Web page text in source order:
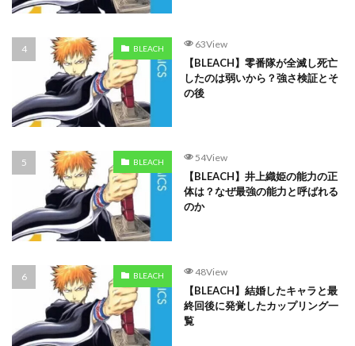
BLEACH 63View
【BLEACH】零番隊が全滅し死亡
したのは弱いから？強さ検証とそ
の後
BLEACH 54View
【BLEACH】井上織姫の能力の正
体は？なぜ最強の能力と呼ばれる
のか
BLEACH 48View
【BLEACH】結婚したキャラと最
終回後に発覚したカップリング一
覧